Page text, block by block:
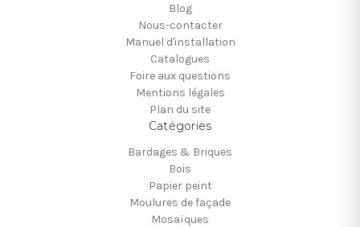
Blog
Nous-contacter
Manuel d'installation
Catalogues
Foire aux questions
Mentions légales
Plan du site
Catégories
Bardages & Briques
Bois
Papier peint
Moulures de façade
Mosaïques